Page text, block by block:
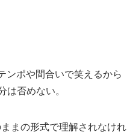
ンポや間合いで笑えるから
否めない。
まの形式で理解されなけれ